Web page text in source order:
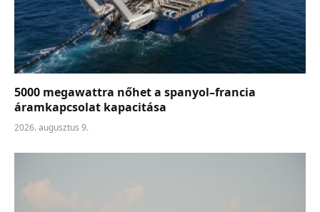
5000 megawattra nőhet a spanyol–francia
áramkapcsolat kapacitása
2026. augusztus 9.